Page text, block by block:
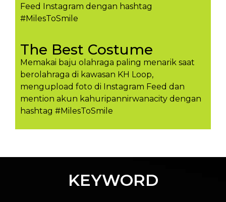
Feed Instagram dengan hashtag
#MilesToSmile
The Best Costume
Memakai baju olahraga paling menarik saat
berolahraga di kawasan KH Loop,
mengupload foto di Instagram Feed dan
mention akun kahuripannirwanacity dengan
hashtag #MilesToSmil​e
KEYWORD